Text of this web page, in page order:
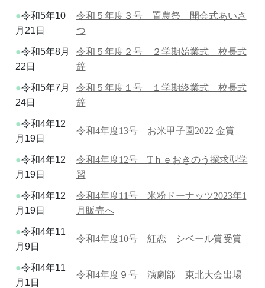
●令和5年10
月21日
令和５年度３号 置農祭 開会式あいさ
つ
●令和5年8月
22日
令和５年度２号 ２学期始業式 校長式
辞
●令和5年7月
24日
令和５年度１号 １学期終業式 校長式
辞
●令和4年12
月19日
令和4年度13号 お米甲子園2022 金賞
●令和4年12
月19日
令和4年度12号 Tｈｅおきのう探求型学
習
●令和4年12
月19日
令和4年度11号 米粉ドーナッツ2023年1
月販売へ
●令和4年11
月9日
令和4年度10号 紅恋 シベール賞受賞
●令和4年11
月1日
令和4年度９号 演劇部 東北大会出場